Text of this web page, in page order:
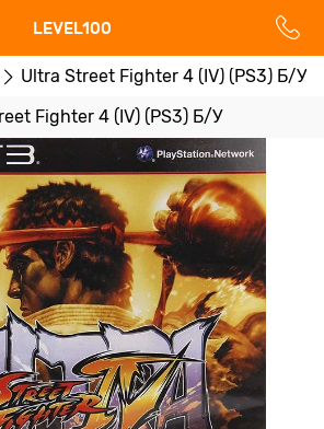
LEVEL100
Ultra Street Fighter 4 (IV) (PS3) Б/У
Fighter 4 (IV) (PS3) Б/У